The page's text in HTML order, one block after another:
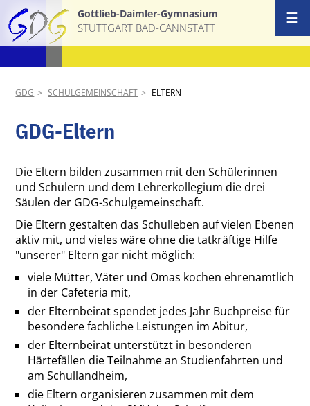
Gottlieb-Daimler-Gymnasium
STUTTGART BAD-CANNSTATT
GDG SCHULGEMEINSCHAFT ELTERN
GDG-Eltern
Die Eltern bilden zusammen mit den Schülerinnen
und Schülern und dem Lehrerkollegium die drei
Säulen der GDG-Schulgemeinschaft.
Die Eltern gestalten das Schulleben auf vielen Ebenen
aktiv mit, und vieles wäre ohne die tatkräftige Hilfe
"unserer" Eltern gar nicht möglich:
viele Mütter, Väter und Omas kochen ehrenamtlich
in der Cafeteria mit,
der Elternbeirat spendet jedes Jahr Buchpreise für
besondere fachliche Leistungen im Abitur,
der Elternbeirat unterstützt in besonderen
Härtefällen die Teilnahme an Studienfahrten und
am Schullandheim,
die Eltern organisieren zusammen mit dem
☰
AGs &
Termine